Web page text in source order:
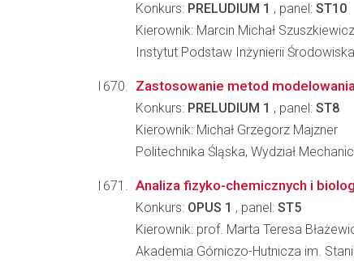
Konkurs: PRELUDIUM 1 , panel: ST10
Kierownik: Marcin Michał Szuszkiewicz
Instytut Podstaw Inżynierii
Zastosowanie metod
Konkurs: PRELUDIUM 1 , panel: ST8
Kierownik: Michał Grzegorz Majzner
Politechnika Śląska, Wydział
Analiza fizyko-chemicznych i
Konkurs: OPUS 1 , panel: ST5
Kierownik: prof. Marta Teresa
Akademia Górniczo-Hutnicza im.